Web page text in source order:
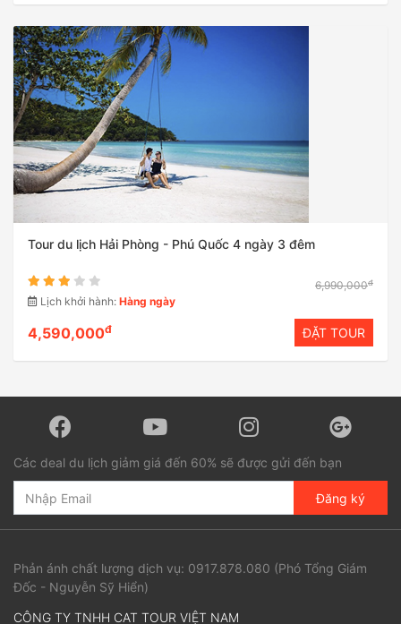
Tour du lịch Hải Phòng - Phú Quốc 4 ngày 3 đêm
6,990,000đ
Lịch khởi hành: Hàng ngày
4,590,000đ ĐẶT TOUR
Các deal du lịch giảm giá đến 60% sẽ được gửi đến bạn
Đăng ký
Phản ánh chất lượng dịch vụ: 0917.878.080 (Phó Tổng Giám
Đốc - Nguyễn Sỹ Hiển)
CÔNG TY TNHH CAT TOUR VIỆT NAM